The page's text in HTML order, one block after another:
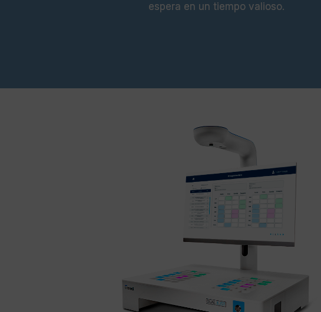
espera en un tiempo valioso.